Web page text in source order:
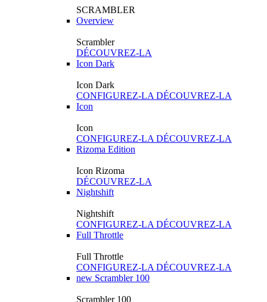
SCRAMBLER
Overview
Scrambler
DÉCOUVREZ-LA
Icon Dark
Icon Dark
CONFIGUREZ-LA DÉCOUVREZ-LA
Icon
Icon
CONFIGUREZ-LA DÉCOUVREZ-LA
Rizoma Edition
Icon Rizoma
DÉCOUVREZ-LA
Nightshift
Nightshift
CONFIGUREZ-LA DÉCOUVREZ-LA
Full Throttle
Full Throttle
CONFIGUREZ-LA DÉCOUVREZ-LA
new Scrambler 100
Scrambler 100